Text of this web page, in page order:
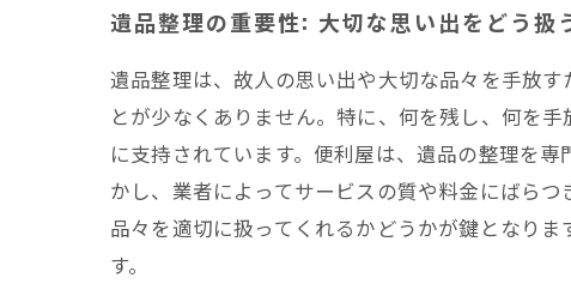
遺品整理の重要性: 大切な思い出をどう扱
遺品整理は、故人の思い出や大切な品々を手放
とが少なくありません。特に、何を残し、何を
に支持されています。便利屋は、遺品の整理を
かし、業者によってサービスの質や料金にばら
品々を適切に扱ってくれるかどうかが鍵となり
す。